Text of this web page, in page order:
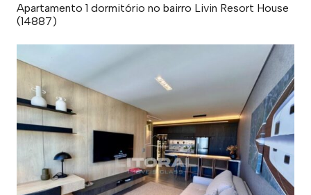
Apartamento 1 dormitório no bairro Livin Resort House
(14887)